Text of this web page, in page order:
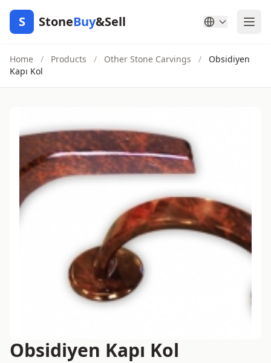
S StoneBuy&Sell
Home / Products / Other Stone Carvings /
Obsidiyen
Kapı Kol
Obsidiyen Kapı Kol